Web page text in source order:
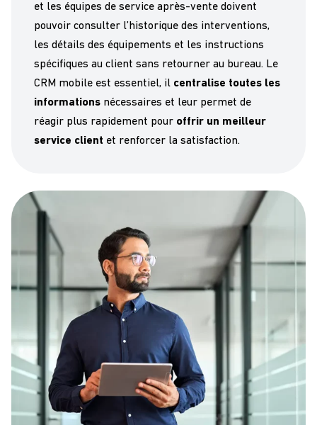
et les équipes de service après-vente doivent
pouvoir consulter l’historique des interventions,
les détails des équipements et les instructions
spécifiques au client sans retourner au bureau. Le
CRM mobile est essentiel, il centralise toutes les
informations nécessaires et leur permet de
réagir plus rapidement pour offrir un meilleur
service client et renforcer la satisfaction.